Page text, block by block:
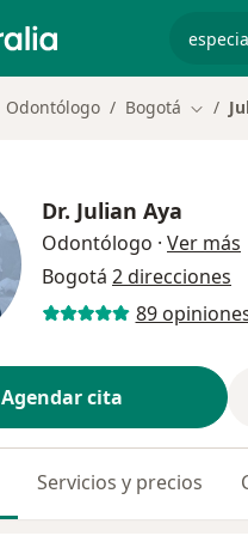
Odontólogo Bogotá
Dr. Julian Aya
Odontólogo · Ver más
Bogotá 2 direcciones
89
Agendar cita
Servicios y precios